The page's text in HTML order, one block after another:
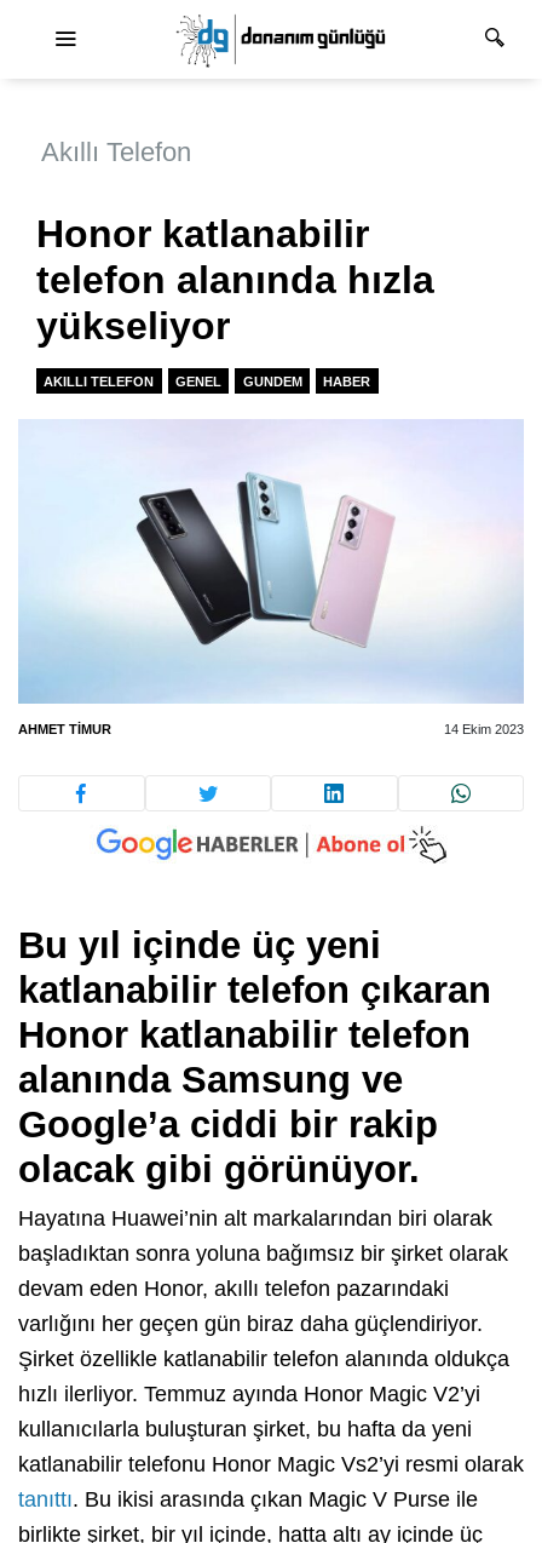
Akıllı Telefon
Honor katlanabilir
telefon alanında hızla
yükseliyor
AKILLI TELEFON GENEL GUNDEM HABER
AHMET TIMUR 14 Ekim 2023
Bu yıl içinde üç yeni
katlanabilir telefon çıkaran
Honor katlanabilir telefon
alanında Samsung ve
Google’a ciddi bir rakip
olacak gibi görünüyor.
Hayatına Huawei’nin alt markalarından biri olarak
başladıktan sonra yoluna bağımsız bir şirket olarak
devam eden Honor, akıllı telefon pazarındaki
varlığını her geçen gün biraz daha güçlendiriyor.
Şirket özellikle katlanabilir telefon alanında oldukça
hızlı ilerliyor. Temmuz ayında Honor Magic V2’yi
kullanıcılarla buluşturan şirket, bu hafta da yeni
katlanabilir telefonu Honor Magic Vs2’yi resmi olarak
tanıttı. Bu ikisi arasında çıkan Magic V Purse ile
birlikte şirket, bir yıl içinde, hatta altı ay içinde üç